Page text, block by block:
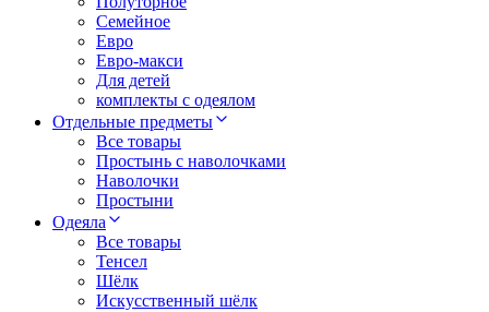
Семейное
Евро
Евро-макси
Для детей
комплекты с одеялом
Отдельные предметы
Все товары
Простынь с наволочками
Наволочки
Простыни
Одеяла
Все товары
Тенсел
Шёлк
Искусственный шёлк